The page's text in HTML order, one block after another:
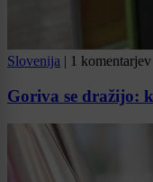
Slovenija | 1 komentarjev
Goriva se dražijo: